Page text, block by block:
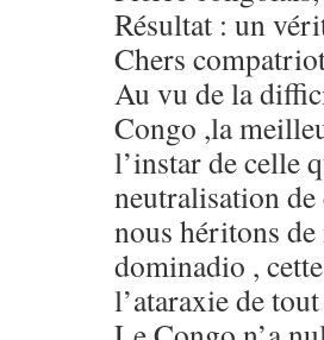
Résultat : un
Chers
Au vu de la
Congo ,la
l’instar de celle
neutralisation
nous héritons
dominadio ,
l’ataraxie de